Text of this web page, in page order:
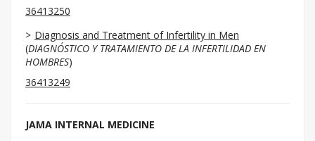
36413250
Diagnosis and Treatment of Infertility in Men
(DIAGNÓSTICO Y TRATAMIENTO DE LA INFERTILIDAD EN
HOMBRES)
36413249
JAMA INTERNAL MEDICINE